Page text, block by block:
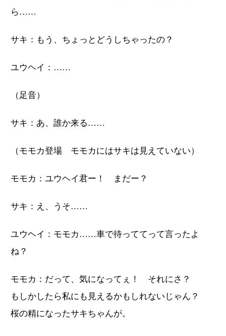
ら……
サキ：もう、ちょっとどうしちゃったの？
ユウヘイ：……
（足音）
サキ：あ、誰か来る……
（モモカ登場 モモカにはサキは見えていない）
モモカ：ユウヘイ君ー！ まだー？
サキ：え、うそ……
ユウヘイ：モモカ……車で待っててって言ったよ
ね？
モモカ：だって、気になってぇ！ それにさ？
もしかしたら私にも見えるかもしれないじゃん？
桜の精になったサキちゃんが。